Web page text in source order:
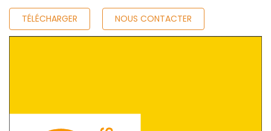
TÉLÉCHARGER NOUS CONTACTER